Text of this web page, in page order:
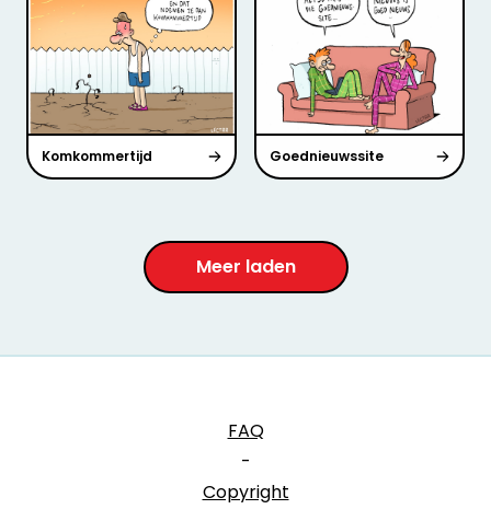
Komkommertijd Goednieuwssite
Meer laden
FAQ
-
Copyright